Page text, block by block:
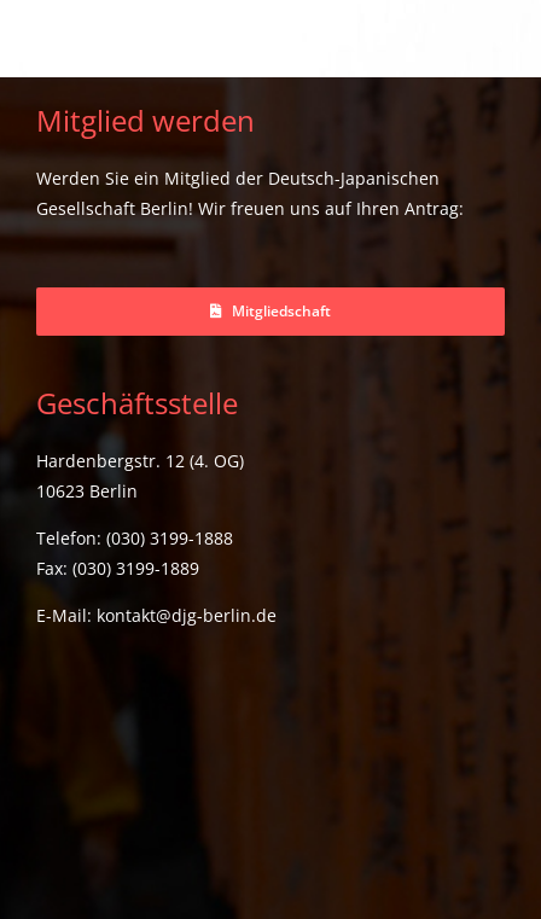
Mitglied werden
Werden Sie ein Mitglied der Deutsch-Japanischen
Gesellschaft Berlin! Wir freuen uns auf Ihren Antrag:
Mitgliedschaft
Geschäftsstelle
Hardenbergstr. 12 (4. OG)
10623 Berlin
Telefon: (030) 3199-1888
Fax: (030) 3199-1889
E-Mail: kontakt@djg-berlin.de